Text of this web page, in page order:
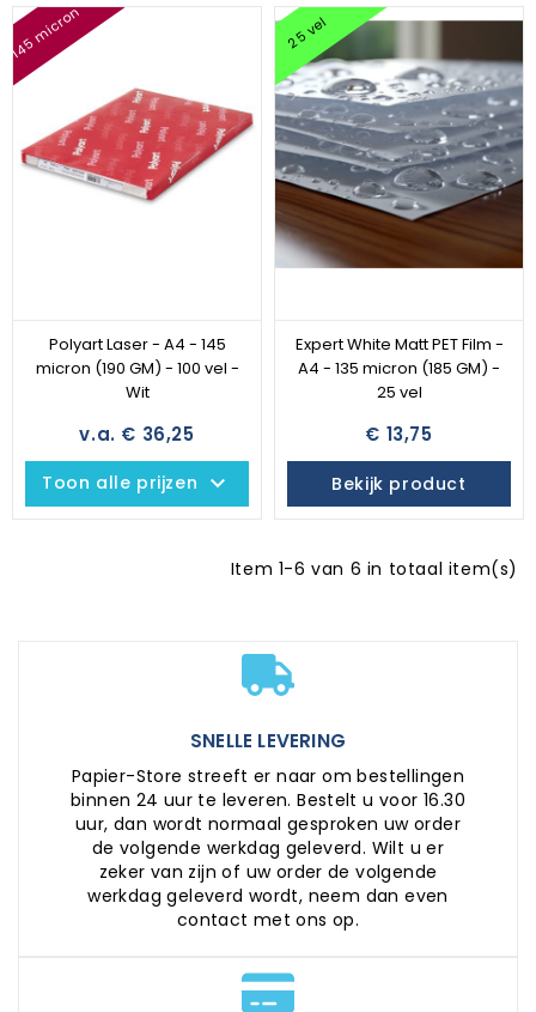
145 micron
Polyart Laser - A4 - 145
micron (190 GM) - 100 vel -
Wit
v.a. € 36,25
Toon alle prijzen keyboard_arrow_down
25 vel
Expert White Matt PET Film -
A4 - 135 micron (185 GM) -
25 vel
€ 13,75
Bekijk product
Item 1-6 van 6 in totaal item(s)
SNELLE LEVERING
Papier-Store streeft er naar om bestellingen
binnen 24 uur te leveren. Bestelt u voor 16.30
uur, dan wordt normaal gesproken uw order
de volgende werkdag geleverd. Wilt u er
zeker van zijn of uw order de volgende
werkdag geleverd wordt, neem dan even
contact met ons op.